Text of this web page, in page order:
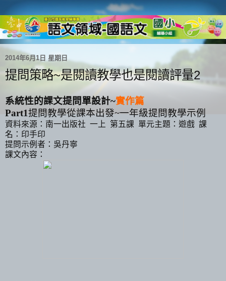
2014年6月1日 星期日
提問策略~是閱讀教學也是閱讀評量2
系統性的課文提問單設計~實作篇
Part1提問教學從課本出發~一年級提問教學示例
資料來源：南一出版社 一上 第五課 單元主題：遊戲 課
名：印手印
提問示例者：吳丹寧
課文內容：